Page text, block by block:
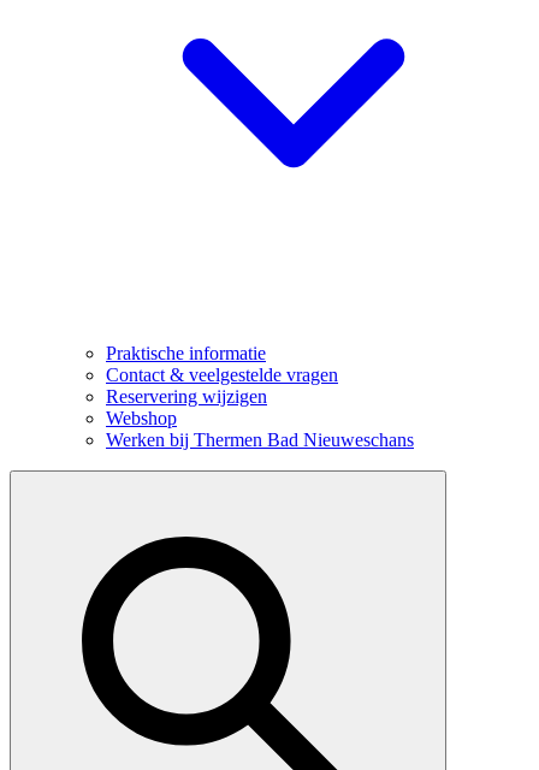
Praktische informatie
Contact & veelgestelde vragen
Reservering wijzigen
Webshop
Werken bij Thermen Bad Nieuweschans